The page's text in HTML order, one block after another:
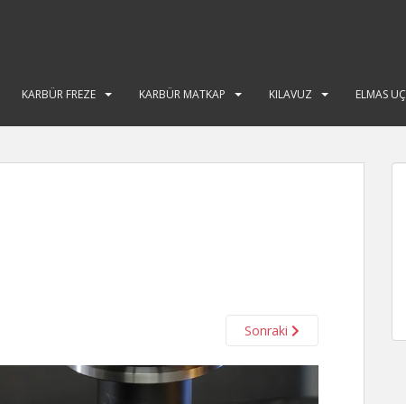
KARBÜR FREZE KARBÜR MATKAP KILAVUZ ELMAS UÇ
Sonraki